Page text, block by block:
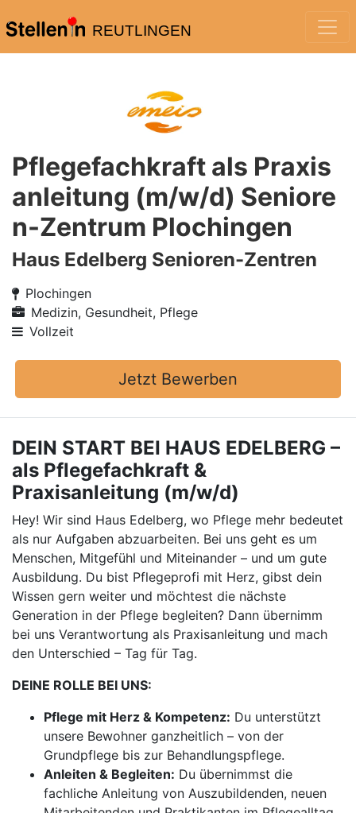
REUTLINGEN
Pflegefachkraft als Praxis
anleitung (m/w/d) Seniore
n-Zentrum Plochingen
Haus Edelberg Senioren-Zentren
Plochingen
Medizin, Gesundheit, Pflege
Vollzeit
Jetzt Bewerben
DEIN START BEI HAUS EDELBERG –
als Pflegefachkraft &
Praxisanleitung (m/w/d)
Hey! Wir sind Haus Edelberg, wo Pflege mehr bedeutet
als nur Aufgaben abzuarbeiten. Bei uns geht es um
Menschen, Mitgefühl und Miteinander – und um gute
Ausbildung. Du bist Pflegeprofi mit Herz, gibst dein
Wissen gern weiter und möchtest die nächste
Generation in der Pflege begleiten? Dann übernimm
bei uns Verantwortung als Praxisanleitung und mach
den Unterschied – Tag für Tag.
DEINE ROLLE BEI UNS:
Pflege mit Herz & Kompetenz: Du unterstützt
unsere Bewohner ganzheitlich – von der
Grundpflege bis zur Behandlungspflege.
Anleiten & Begleiten: Du übernimmst die
fachliche Anleitung von Auszubildenden, neuen